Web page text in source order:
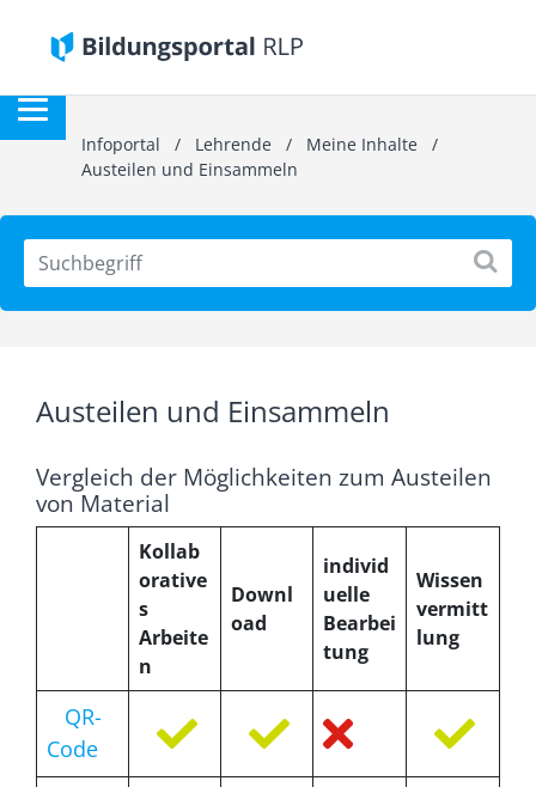
Infoportal / Lehrende / Meine Inhalte /
Austeilen und Einsammeln
Austeilen und Einsammeln
Vergleich der Möglichkeiten zum Austeilen
von Material
Kollab
orative
s
Arbeite
n
Downl
oad
individ
uelle
Bearbei
tung
Wissen
vermitt
lung
QR-
Code